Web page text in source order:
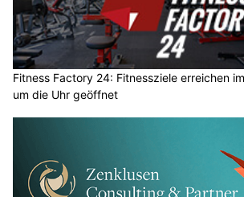
Fitness Factory 24: Fitnessziele erreichen
um die Uhr geöffnet